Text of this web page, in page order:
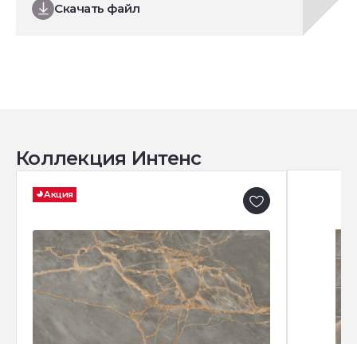
Скачать файл
Коллекция Интенс
Акция